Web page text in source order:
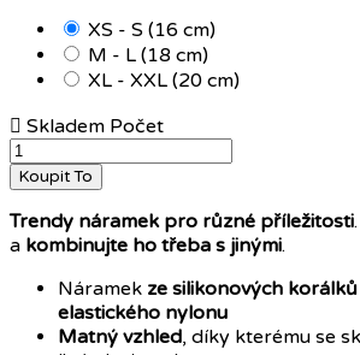
XS - S (16 cm)
M - L (18 cm)
XL - XXL (20 cm)
 Skladem Počet
Koupit To
Trendy náramek pro různé příležitosti
a kombinujte ho třeba s jinými.
Náramek ze silikonových
elastického nylonu
Matný vzhled, díky kterému se